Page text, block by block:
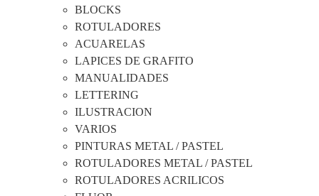
BLOCKS
ROTULADORES
ACUARELAS
LAPICES DE GRAFITO
MANUALIDADES
LETTERING
ILUSTRACION
VARIOS
PINTURAS METAL / PASTEL
ROTULADORES METAL / PASTEL
ROTULADORES ACRILICOS